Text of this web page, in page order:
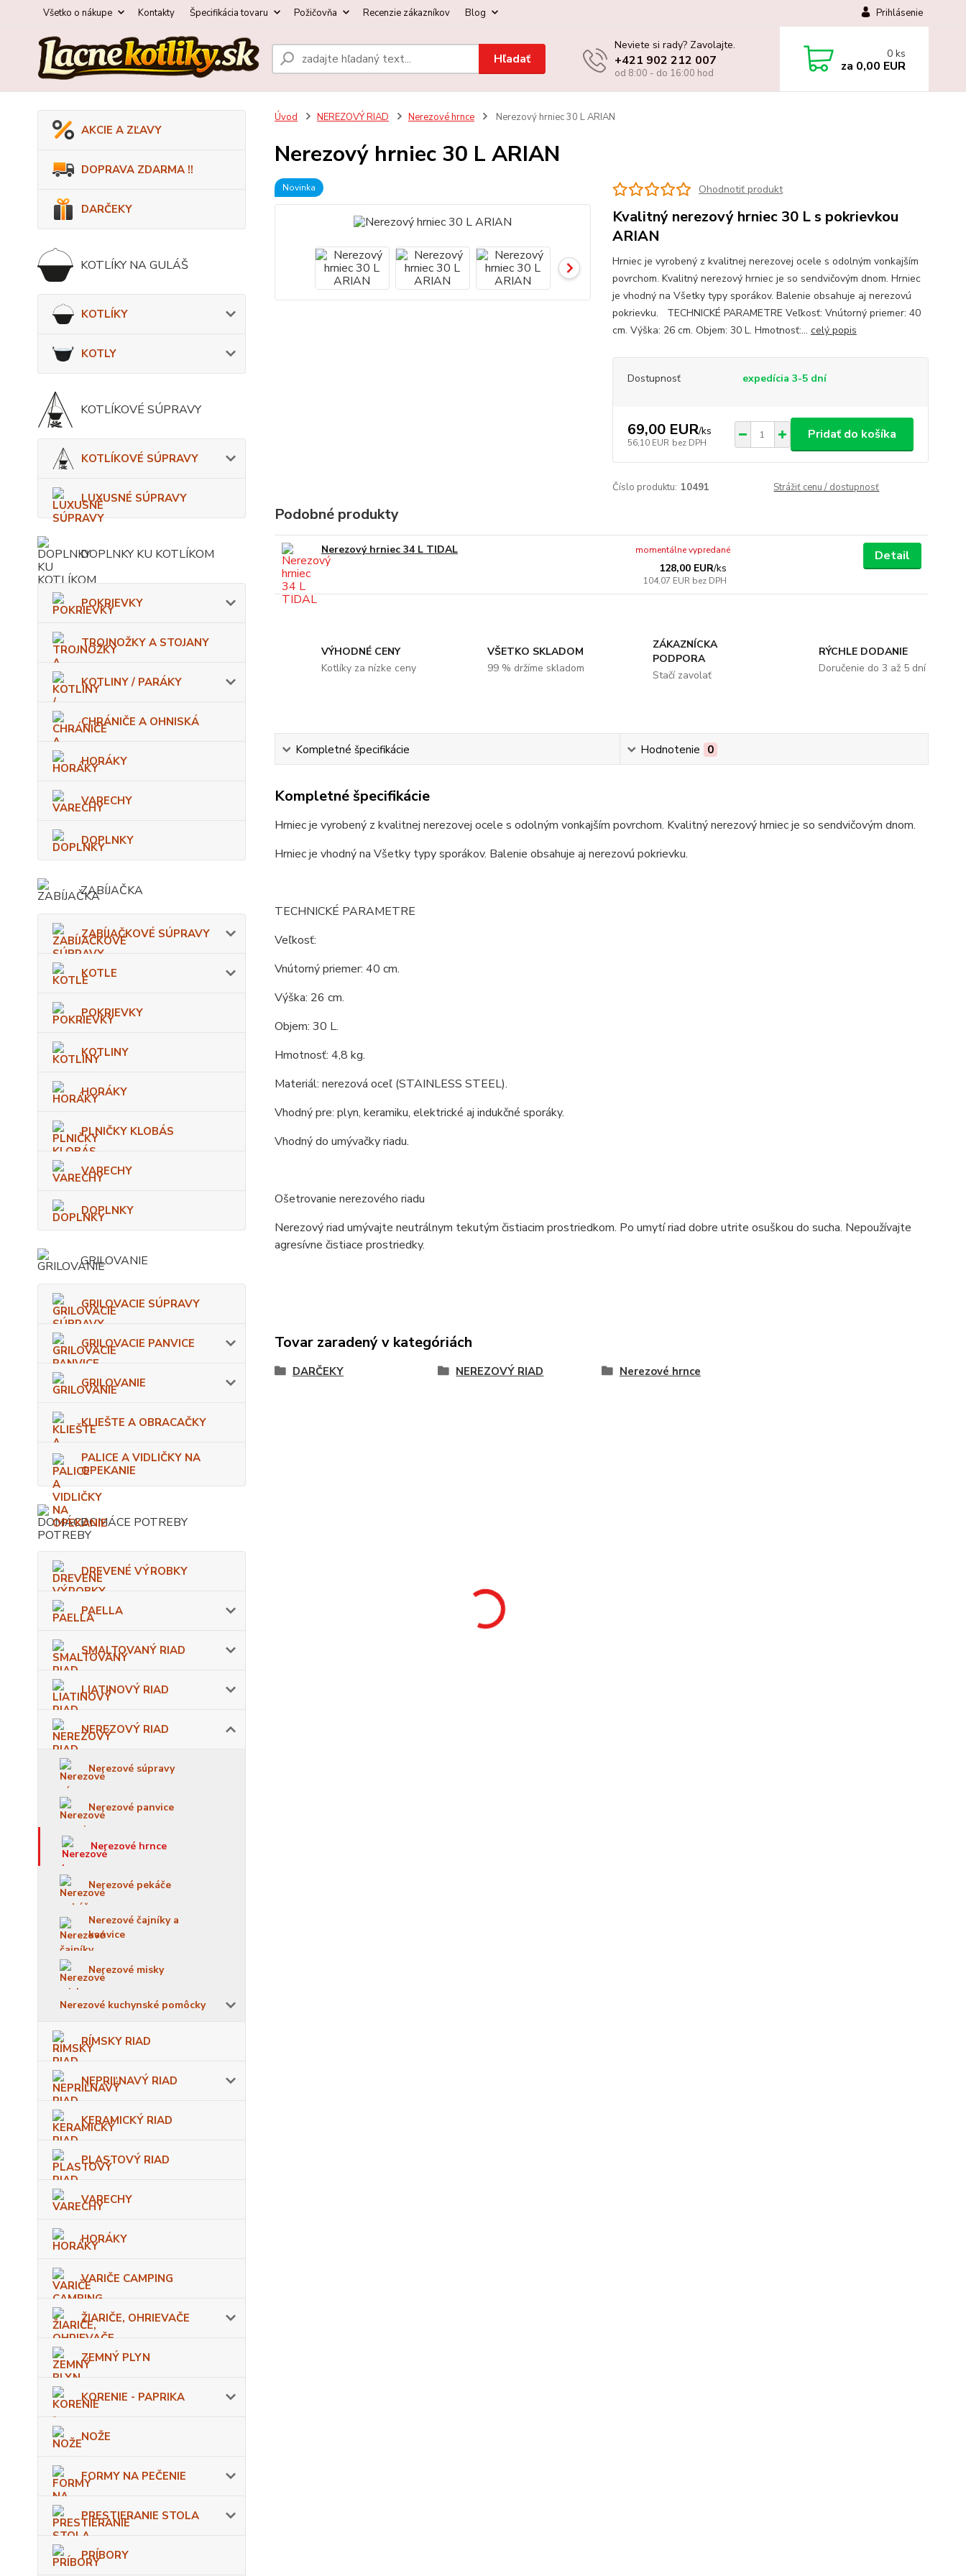
Všetko o nákupe Kontakty Špecifikácia tovaru Požičovňa Recenzie zákazníkov Blog Prihlásenie
Hľadať
Neviete si rady? Zavolajte.
+421 902 212 007
od 8:00 - do 16:00 hod
0 ks
za 0,00 EUR
AKCIE A ZĽAVY
DOPRAVA ZDARMA !!
DARČEKY
KOTLÍKY NA GULÁŠ
KOTLÍKY
KOTLY
KOTLÍKOVÉ SÚPRAVY
KOTLÍKOVÉ SÚPRAVY
LUXUSNÉ SÚPRAVY
DOPLNKY KU KOTLÍKOM
POKRIEVKY
TROJNOŽKY A STOJANY
KOTLINY / PARÁKY
CHRÁNIČE A OHNISKÁ
HORÁKY
VARECHY
DOPLNKY
ZABÍJAČKA
ZABÍJAČKOVÉ SÚPRAVY
KOTLE
POKRIEVKY
KOTLINY
HORÁKY
PLNIČKY KLOBÁS
VARECHY
DOPLNKY
GRILOVANIE
GRILOVACIE SÚPRAVY
GRILOVACIE PANVICE
GRILOVANIE
KLIEŠTE A OBRACAČKY
PALICE A VIDLIČKY NA
OPEKANIE
DOMÁCE POTREBY
DREVENÉ VÝROBKY
PAELLA
SMALTOVANÝ RIAD
LIATINOVÝ RIAD
NEREZOVÝ RIAD
Nerezové súpravy
Nerezové panvice
Nerezové hrnce
Nerezové pekáče
Nerezové čajníky a
kanvice
Nerezové misky
Nerezové kuchynské pomôcky
RÍMSKY RIAD
NEPRIĽNAVÝ RIAD
KERAMICKÝ RIAD
PLASTOVÝ RIAD
VARECHY
HORÁKY
VARIČE CAMPING
ŽIARIČE, OHRIEVAČE
ZEMNÝ PLYN
KORENIE - PAPRIKA
NOŽE
FORMY NA PEČENIE
PRESTIERANIE STOLA
PRÍBORY
Úvod NEREZOVÝ RIAD Nerezové hrnce Nerezový hrniec 30 L ARIAN
Nerezový hrniec 30 L ARIAN
Novinka Ohodnotiť produkt
Kvalitný nerezový hrniec 30 L s pokrievkou
ARIAN
Hrniec je vyrobený z kvalitnej nerezovej ocele s odolným vonkajším
povrchom. Kvalitný nerezový hrniec je so sendvičovým dnom. Hrniec
je vhodný na Všetky typy sporákov. Balenie obsahuje aj nerezovú
pokrievku. TECHNICKÉ PARAMETRE Veľkosť: Vnútorný priemer: 40
cm. Výška: 26 cm. Objem: 30 L. Hmotnosť:... celý popis
Dostupnosť expedícia 3-5 dní
69,00 EUR/ks
56,10 EUR bez DPH
Pridať do košíka
Číslo produktu: 10491 Strážiť cenu / dostupnosť
Podobné produkty
Nerezový hrniec 34 L TIDAL
128,00 EUR/ks
104,07 EUR bez DPH
momentálne vypredané Detail
VÝHODNÉ CENY
Kotlíky za nízke ceny
VŠETKO SKLADOM
99 % držíme skladom
ZÁKAZNÍCKA
PODPORA
Stačí zavolať
RÝCHLE DODANIE
Doručenie do 3 až 5 dní
Kompletné špecifikácie Hodnotenie 0
Kompletné špecifikácie
Hrniec je vyrobený z kvalitnej nerezovej ocele s odolným vonkajším povrchom. Kvalitný nerezový hrniec je so sendvičovým dnom.
Hrniec je vhodný na Všetky typy sporákov. Balenie obsahuje aj nerezovú pokrievku.
TECHNICKÉ PARAMETRE
Veľkosť:
Vnútorný priemer: 40 cm.
Výška: 26 cm.
Objem: 30 L.
Hmotnosť: 4,8 kg.
Materiál: nerezová oceľ (STAINLESS STEEL).
Vhodný pre: plyn, keramiku, elektrické aj indukčné sporáky.
Vhodný do umývačky riadu.
Ošetrovanie nerezového riadu
Nerezový riad umývajte neutrálnym tekutým čistiacim prostriedkom. Po umytí riad dobre utrite osuškou do sucha. Nepoužívajte
agresívne čistiace prostriedky.
Tovar zaradený v kategóriách
DARČEKY NEREZOVÝ RIAD Nerezové hrnce